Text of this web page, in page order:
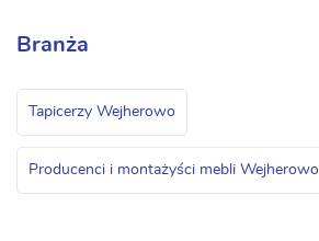
Branża
Tapicerzy Wejherowo
Producenci i montażyści mebli Wejherowo